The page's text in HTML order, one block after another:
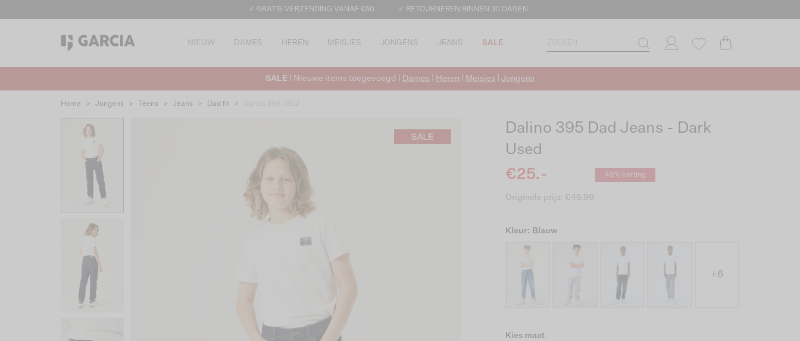
✓ GRATIS VERZENDING VANAF €50 ✓ RETOURNEREN BINNEN 30 DAGEN
NIEUW DAMES HEREN MEISJES JONGENS JEANS SALE
SALE | Nieuwe items toegevoegd | Dames Heren Meisjes Jongens
Home > Jongens > Teens > Jeans > Dad fit >
Dalino 395 Dad Jeans - Dark
Used
€25.-
49% korting
Originele prijs: €49.99
Kleur: Blauw
+6
Kies maat